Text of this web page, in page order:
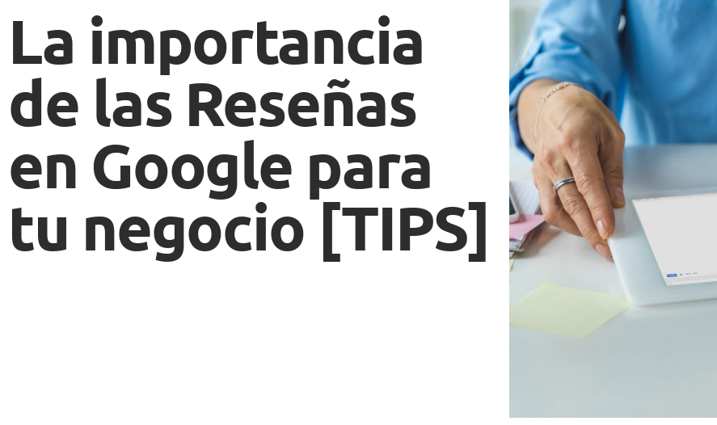
La importancia
de las Reseñas
en Google para
tu negocio [TIPS]